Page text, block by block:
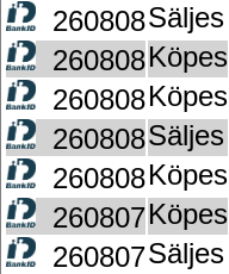
260808Säljes
260808Köpes
260808Köpes
260808Säljes
260808Köpes
260807Köpes
260807Säljes